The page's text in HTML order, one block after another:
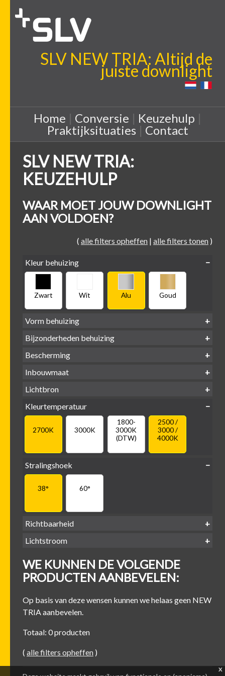
SLV NEW TRIA: Altijd de
juiste downlight
Home | Conversie | Keuzehulp |
Praktijksituaties| Contact
SLV NEW TRIA:
KEUZEHULP
WAAR MOET JOUW DOWNLIGHT
AAN VOLDOEN?
( alle filters opheffen | alle filters tonen )
Kleur behuizing
Zwart Wit Alu Goud
Vorm behuizing
Vierkant
Bijzonderheden behuizing
Bescherming
IP65 water-
Inbouwmaat
Ø
Lichtbron
GU10
Kleurtemperatuur
2700K 3000K
1800-
3000K
(DTW)
2500 /
3000 /
4000K
Stralingshoek
38° 60°
Richtbaarheid
Lichtstroom
500 lm
-
600 lm
-
700 lm
800 lm
WE KUNNEN DE VOLGENDE
PRODUCTEN AANBEVELEN:
Op basis van deze wensen kunnen we helaas geen NEW
TRIA aanbevelen.
Totaal: 0 producten
( alle filters opheffen )
x